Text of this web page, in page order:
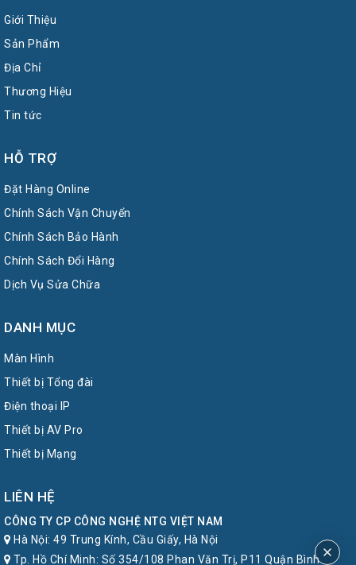
Giới Thiệu
Sản Phẩm
Địa Chỉ
Thương Hiệu
Tin tức
HỖ TRỢ
Đặt Hàng Online
Chính Sách Vận Chuyển
Chính Sách Bảo Hành
Chính Sách Đổi Hàng
Dịch Vụ Sửa Chữa
DANH MỤC
Màn Hình
Thiết bị Tổng đài
Điện thoại IP
Thiết bị AV Pro
Thiết bị Mạng
LIÊN HỆ
CÔNG TY CP CÔNG NGHỆ NTG VIỆT NAM
Hà Nội: 49 Trung Kính, Cầu Giấy, Hà Nội
Tp. Hồ Chí Minh: Số 354/108 Phan Văn Trị, P11 Quận Bình